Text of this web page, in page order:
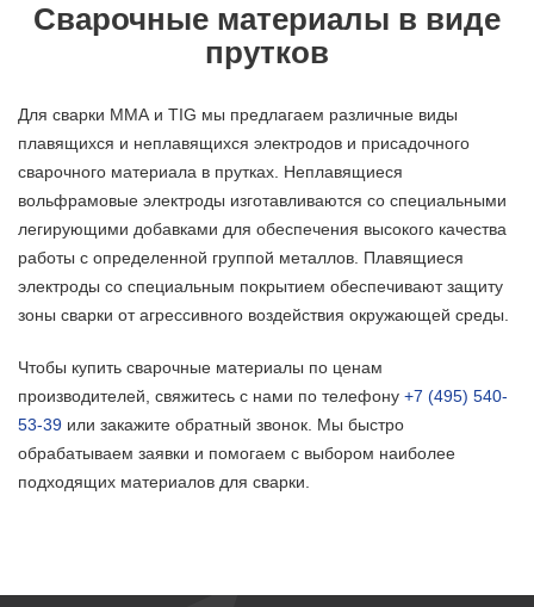
Сварочные материалы в виде
прутков
Для сварки ММА и TIG мы предлагаем различные виды
плавящихся и неплавящихся электродов и присадочного
сварочного материала в прутках. Неплавящиеся
вольфрамовые электроды изготавливаются со специальными
легирующими добавками для обеспечения высокого качества
работы с определенной группой металлов. Плавящиеся
электроды со специальным покрытием обеспечивают защиту
зоны сварки от агрессивного воздействия окружающей среды.
Чтобы купить сварочные материалы по ценам
производителей, свяжитесь с нами по телефону +7 (495) 540-
53-39 или закажите обратный звонок. Мы быстро
обрабатываем заявки и помогаем с выбором наиболее
подходящих материалов для сварки.